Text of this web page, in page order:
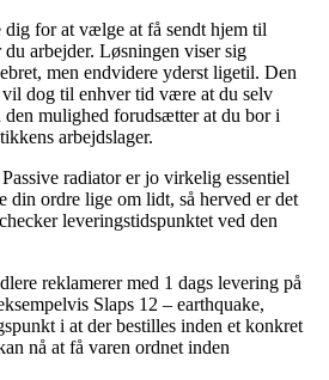
for at vælge at få sendt hjem til
arbejder. Løsningen viser sig
men endvidere yderst ligetil. Den
dog til enhver tid være at du selv
den mulighed forudsætter at du bor i
arbejdslager.
radiator er jo virkelig essentiel
din ordre lige om lidt, så herved er det
leveringstidspunktet ved den
reklamerer med 1 dags levering på
Slaps 12 – earthquake,
i at der bestilles inden et konkret
nå at få varen ordnet inden